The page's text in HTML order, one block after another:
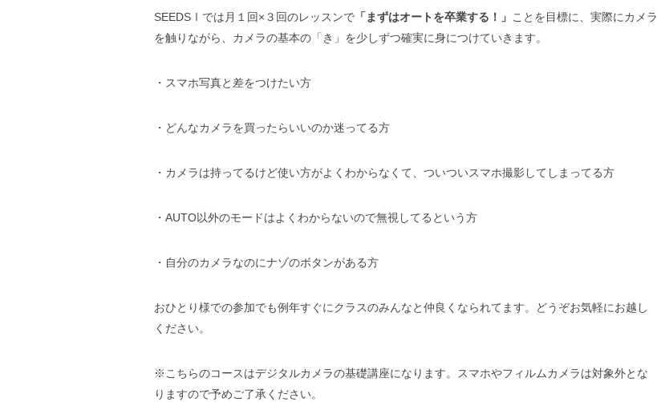
SEEDSⅠでは月１回×３回のレッスンで 「まずはオートを卒業する！」 ことを目標に、実際にカメラ
を触りながら、カメラの基本の「き」を少しずつ確実に身につけていきます。
・スマホ写真と差をつけたい方
・どんなカメラを買ったらいいのか迷ってる方
・カメラは持ってるけど使い方がよくわからなくて、ついついスマホ撮影してしまってる方
・AUTO以外のモードはよくわからないので無視してるという方
・自分のカメラなのにナゾのボタンがある方
おひとり様での参加でも例年すぐにクラスのみんなと仲良くなられてます。どうぞお気軽にお越し
ください。
※こちらのコースはデジタルカメラの基礎講座になります。スマホやフィルムカメラは対象外とな
りますので予めご了承ください。